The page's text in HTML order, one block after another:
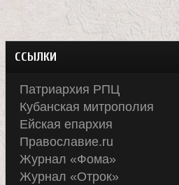
ССЫЛКИ
Патриархия РПЦ
Кубанская митрополия
Ейская епархия
Православие.ru
Журнал «Фома»
Журнал «Отрок»